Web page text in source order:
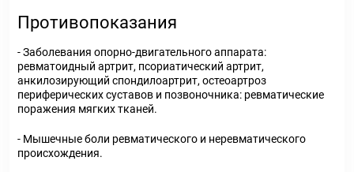
Противопоказания
- Заболевания опорно-двигательного аппарата:
ревматоидный артрит, псориатический артрит,
анкилозирующий спондилоартрит, остеоартроз
периферических суставов и позвоночника: ревматические
поражения мягких тканей.
- Мышечные боли ревматического и неревматического
происхождения.